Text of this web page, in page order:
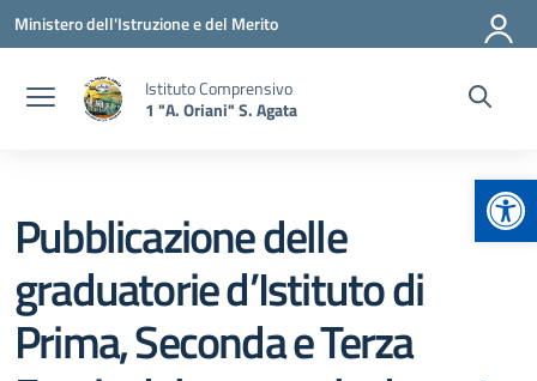
Vai ai contenuti
Vai al menu di navigazione
Vai al footer
Ministero dell'Istruzione e del Merito
Istituto Comprensivo
1 "A. Oriani" S. Agata
Pubblicazione delle
graduatorie d’Istituto di
Prima, Seconda e Terza